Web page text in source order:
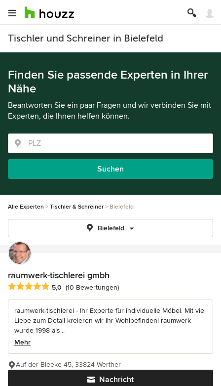
Tischler und Schreiner in Bielefeld
Finden Sie passende Experten in Ihrer
Nähe
Beantworten Sie ein paar Fragen und wir verbinden Sie mit
Experten, die Ihnen helfen können.
Suchen
Alle Experten Tischler & Schreiner Bielefeld
Bielefeld
raumwerk-tischlerei gmbh
Durchschnittliche Bewertung: 5 von 5 Sternen
5,0 (10 Bewertungen)
raumwerk-tischlerei - Ihr Experte für individuelle Möbel. Mit viel
Liebe zum Detail kreieren wir Ihr Wohlbefinden! raumwerk
wurde 1998 als...
Mehr
Nachricht
Auf der Bleeke 45, 33824 Werther